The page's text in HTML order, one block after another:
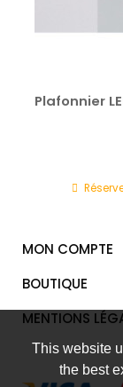
This website
the best
Plafonnier
MON COMPTE
BOUTIQUE
MENTIONS